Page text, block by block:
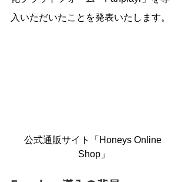
入いただいたことを発表いたします。
公式通販サイト「Honeys Online
Shop」